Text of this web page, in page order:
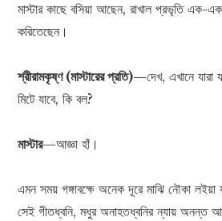
মাস্টার কাছে বসিয়া আছেন, রাখাল প্রভৃতি এক-
করিতেছেন।
শ্রীরামকৃষ্ণ (মাস্টারের প্রতি)—দেখ, এখানে যারা
মিটে যাবে, কি বল?
মাস্টার—আজ্ঞা হাঁ।
এমন সময় গঙ্গাবক্ষে অনেক দূরে মাঝি নৌকা লইয়া
সেই গীতধ্বনি, মধুর অনাহতধ্বনির ন্যায় অনন্ত